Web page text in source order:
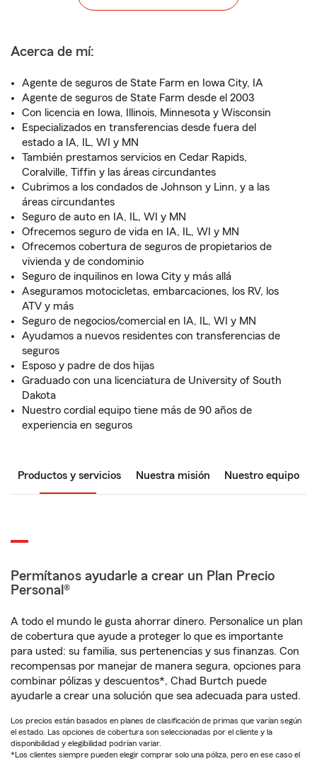
Acerca de mí:
Agente de seguros de State Farm en Iowa City, IA
Agente de seguros de State Farm desde el 2003
Con licencia en Iowa, Illinois, Minnesota y Wisconsin
Especializados en transferencias desde fuera del
estado a IA, IL, WI y MN
También prestamos servicios en Cedar Rapids,
Coralville, Tiffin y las áreas circundantes
Cubrimos a los condados de Johnson y Linn, y a las
áreas circundantes
Seguro de auto en IA, IL, WI y MN
Ofrecemos seguro de vida en IA, IL, WI y MN
Ofrecemos cobertura de seguros de propietarios de
vivienda y de condominio
Seguro de inquilinos en Iowa City y más allá
Aseguramos motocicletas, embarcaciones, los RV, los
ATV y más
Seguro de negocios/comercial en IA, IL, WI y MN
Ayudamos a nuevos residentes con transferencias de
seguros
Esposo y padre de dos hijas
Graduado con una licenciatura de University of South
Dakota
Nuestro cordial equipo tiene más de 90 años de
experiencia en seguros
Productos y servicios Nuestra misión Nuestro equipo
Permítanos ayudarle a crear un Plan Precio
Personal®
A todo el mundo le gusta ahorrar dinero. Personalice un plan
de cobertura que ayude a proteger lo que es importante
para usted: su familia, sus pertenencias y sus finanzas. Con
recompensas por manejar de manera segura, opciones para
combinar pólizas y descuentos*, Chad Burtch puede
ayudarle a crear una solución que sea adecuada para usted.
Los precios están basados en planes de clasificación de primas que varían según
el estado. Las opciones de cobertura son seleccionadas por el cliente y la
disponibilidad y elegibilidad podrían variar.
*Los clientes siempre pueden elegir comprar solo una póliza, pero en ese caso el